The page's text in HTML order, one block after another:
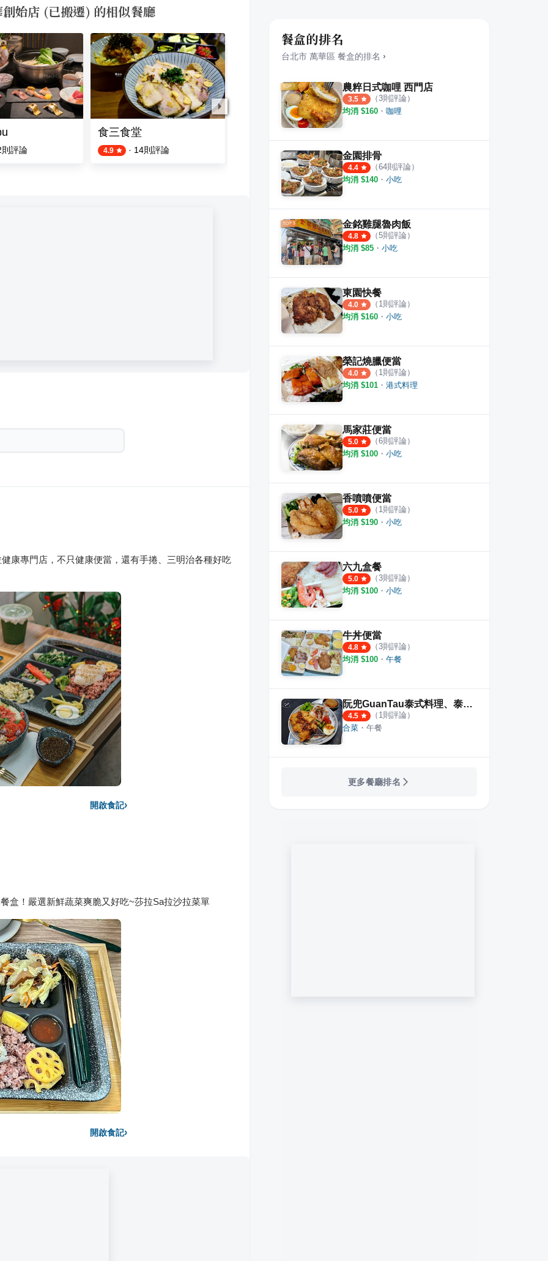
始店 (已搬遷) 的相似餐廳
則評論
食三食堂
4.9 · 14則評論
薩莉亞 西門店
則評論
康專門店，不只健康便當，還有手捲、三明治各種好吃
開啟食記›
盒！嚴選新鮮蔬菜爽脆又好吃~莎拉Sa拉沙拉菜單
開啟食記›
餐盒的排名
台北市 萬華區 餐盒的排名 ›
農粹日式咖哩 西門店
3.5 （3則評論）
均消 $160 ・ 咖哩
金園排骨
4.4 （64則評論）
均消 $140 ・ 小吃
金銘雞腿魯肉飯
4.8 （5則評論）
均消 $85 ・ 小吃
東園快餐
4.0 （ 1則評論）
均消 $160 ・ 小吃
榮記燒臘便當
4.0 （ 1則評論）
均消 $101 ・ 港式料理
馬家莊便當
5.0 （6則評論）
均消 $100 ・ 小吃
香噴噴便當
5.0 （ 1則評論）
均消 $190 ・ 小吃
六九盒餐
5.0 （3則評論）
均消 $100 ・ 小吃
牛丼便當
4.8 （3則評論）
均消 $100 ・ 午餐
阮兜GuanTau泰式料理、泰式奶茶、便當、精緻餐盒、外帶午餐
4.5 （ 1則評論）
合菜 ・ 午餐
更多餐廳排名